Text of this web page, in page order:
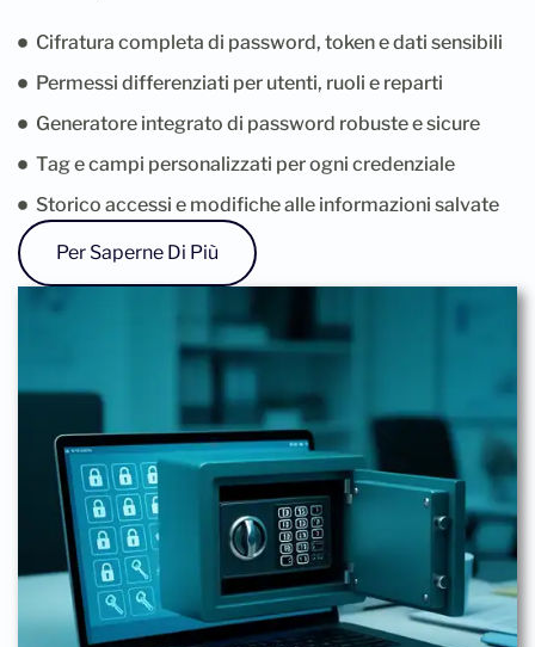
Cifratura completa di password, token e dati sensibili
Permessi differenziati per utenti, ruoli e reparti
Generatore integrato di password robuste e sicure
Tag e campi personalizzati per ogni credenziale
Storico accessi e modifiche alle informazioni salvate
Per Saperne Di Più